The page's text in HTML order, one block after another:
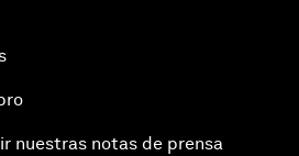
nuestras notas de prensa